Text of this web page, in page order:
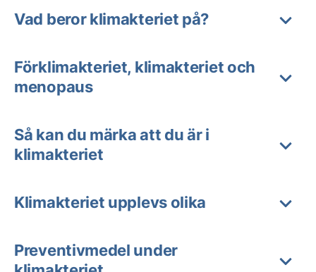
Vad beror klimakteriet på?
Förklimakteriet, klimakteriet och
menopaus
Så kan du märka att du är i
klimakteriet
Klimakteriet upplevs olika
Preventivmedel under